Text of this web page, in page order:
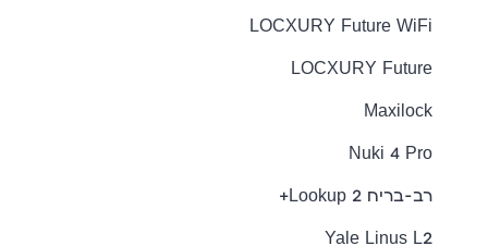
LOCXURY Future WiFi
LOCXURY Future
Maxilock
Nuki 4 Pro
רב-בריח Lookup 2+
Yale Linus L2